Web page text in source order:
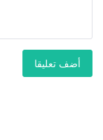
أضف تعليقا